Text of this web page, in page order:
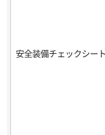
安全装備チェックシート